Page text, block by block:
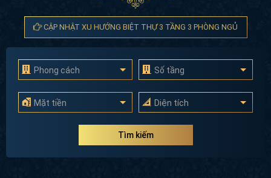
CẬP NHẬT XU HƯỚNG BIỆT THỰ 3 TẦNG 3 PHÒNG NGỦ
Phong cách Số tầng
Mặt tiền Diện tích
Tìm kiếm